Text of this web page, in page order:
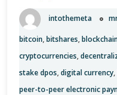
intothemeta
bitcoin,bitshares,
cryptocurrencies,
stake dpos,digital currency,
peer-to-peer electronic